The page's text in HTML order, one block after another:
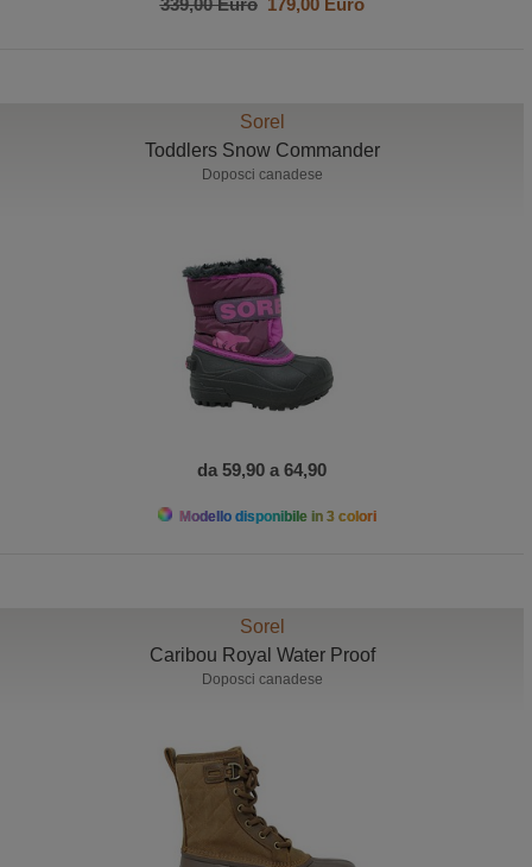
339,00 Euro179,00 Euro
Sorel
Toddlers Snow Commander
Doposci canadese
da 59,90 a 64,90
Modello disponibile in 3 colori
Sorel
Caribou Royal Water Proof
Doposci canadese